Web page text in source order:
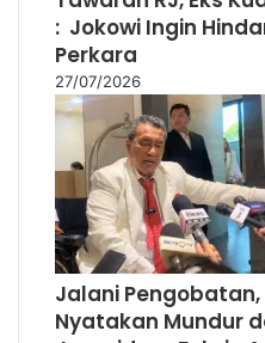
Jalani Pengobatan,
Nyatakan Mundur
Jampidsus Febrie
23/07/2026